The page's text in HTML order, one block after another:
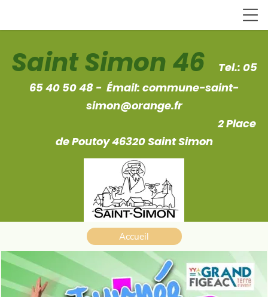
Saint Simon 46 Tel.: 05
65 40 50 48 - Émail: commune-saint-
simon@orange.fr
2 Place
de Poutoy 46320 Saint Simon
Accueil